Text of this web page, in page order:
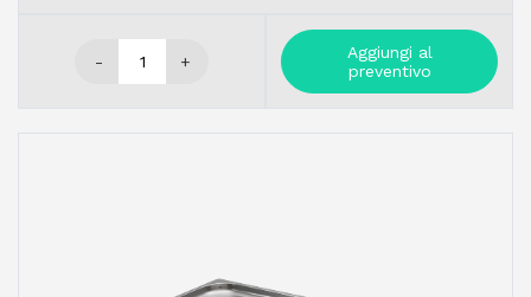
- +
Aggiungi al
preventivo